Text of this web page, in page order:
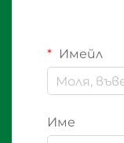
Имейл
Име